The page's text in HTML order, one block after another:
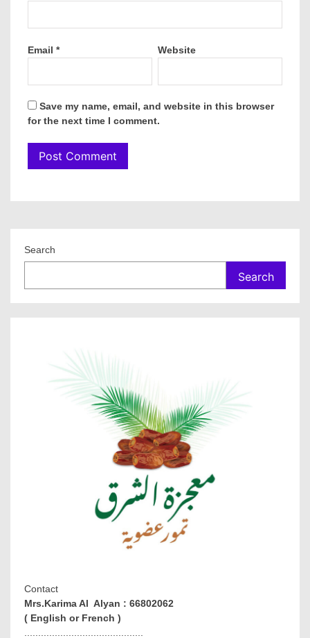
Email * Website
Save my name, email, and website in this browser
for the next time I comment.
Search
Search
Contact
Mrs.Karima Al Alyan : 66802062
( English or French )